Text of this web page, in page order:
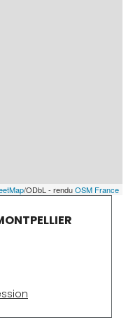
/ODbL - renduOSM France